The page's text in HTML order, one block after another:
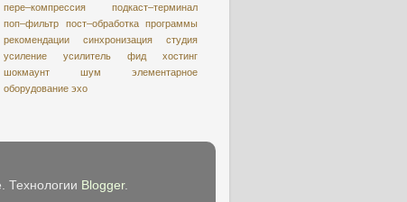
пере–компрессия
подкаст–терминал
поп–фильтр
пост–обработка
программы
рекомендации
синхронизация
студия
усиление
усилитель фид
хостинг
шокмаунт
шум
элементарное
оборудование эхо
Технологии Blogger.